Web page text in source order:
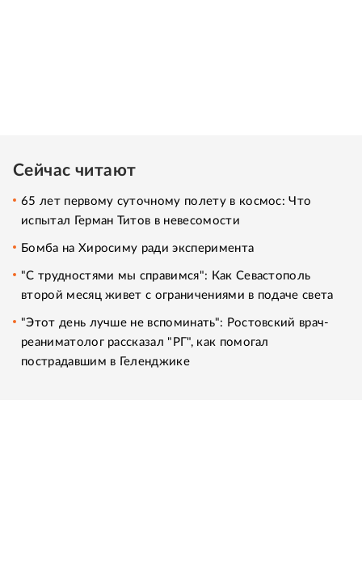
Сейчас читают
65 лет первому суточному полету в космос: Что
испытал Герман Титов в невесомости
Бомба на Хиросиму ради эксперимента
"С трудностями мы справимся": Как Севастополь
второй месяц живет с ограничениями в подаче света
"Этот день лучше не вспоминать": Ростовский врач-
реаниматолог рассказал "РГ", как помогал
пострадавшим в Геленджике